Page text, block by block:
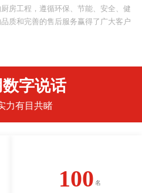
房工程，遵循环保、节能、安全、健
质和完善的售后服务赢得了广大客户
字说话
力有目共睹
100